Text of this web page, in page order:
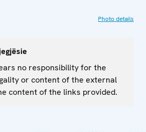
Photo details
no responsibility for the
or content of the external
content of the links provided.